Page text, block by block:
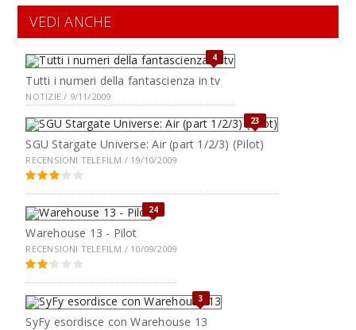
VEDI ANCHE
4
Tutti i numeri della fantascienza in tv
NOTIZIE / 9/11/2009
23
SGU Stargate Universe: Air (part 1/2/3) (Pilot)
RECENSIONI TELEFILM / 19/10/2009
24
Warehouse 13 - Pilot
RECENSIONI TELEFILM / 10/09/2009
3
SyFy esordisce con Warehouse 13